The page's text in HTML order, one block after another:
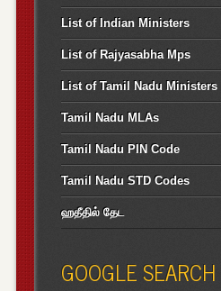
List of Indian Ministers
List of Rajyasabha Mps
List of Tamil Nadu Ministers
Tamil Nadu MLAs
Tamil Nadu PIN Code
Tamil Nadu STD Codes
ஹதீதில் தேட
GOOGLE